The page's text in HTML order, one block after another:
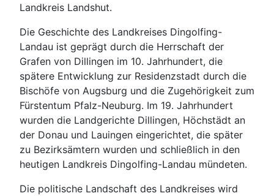
Landkreis Landshut.
Die Geschichte des Landkreises Dingolfing-
Landau ist geprägt durch die Herrschaft der
Grafen von Dillingen im 10. Jahrhundert, die
spätere Entwicklung zur Residenzstadt durch die
Bischöfe von Augsburg und die Zugehörigkeit zum
Fürstentum Pfalz-Neuburg. Im 19. Jahrhundert
wurden die Landgerichte Dillingen, Höchstädt an
der Donau und Lauingen eingerichtet, die später
zu Bezirksämtern wurden und schließlich in den
heutigen Landkreis Dingolfing-Landau mündeten.
Die politische Landschaft des Landkreises wird